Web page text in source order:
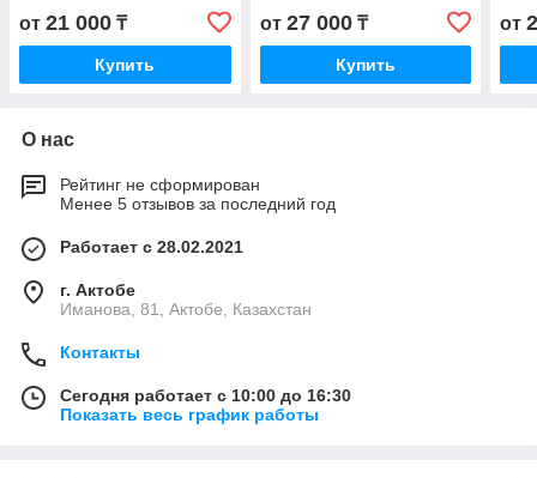
от 21 000 ₸
Купить
от 27 000₸
Купить
от
О нас
Рейтинг не сформирован
Менее 5 отзывов за последний год
Работает с 28.02.2021
г. Актобе
Иманова, 81, Актобе, Казахстан
Контакты
Сегодня работает с 10:00 до 16:30
Показать весь график работы